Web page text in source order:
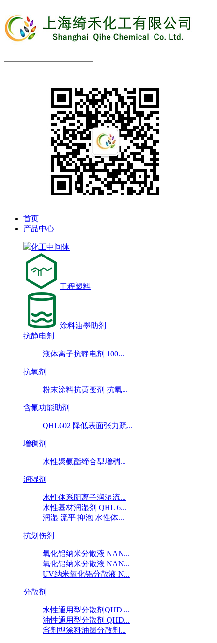
首页
产品中心
化工中间体
工程塑料
涂料油墨助剂
抗静电剂
液体离子抗静电剂 100...
抗氧剂
粉末涂料抗黄变剂 抗氧...
含氟功能助剂
QHL602 降低表面张力疏...
增稠剂
水性聚氨酯缔合型增稠...
润湿剂
水性体系阴离子润湿流...
水性基材润湿剂 QHL 6...
润湿 流平 抑泡 水性体...
抗划伤剂
氧化铝纳米分散液 NAN...
氧化铝纳米分散液 NAN...
UV纳米氧化铝分散液 N...
分散剂
水性通用型分散剂QHD ...
油性通用型分散剂 QHD...
溶剂型涂料油墨分散剂...